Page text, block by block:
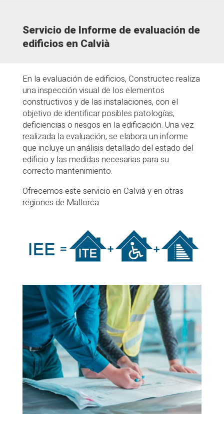
Servicio de Informe de evaluación de
edificios en Calvià
En la evaluación de edificios, Constructec realiza
una inspección visual de los elementos
constructivos y de las instalaciones, con el
objetivo de identificar posibles patologías,
deficiencias o riesgos en la edificación. Una vez
realizada la evaluación, se elabora un informe
que incluye un análisis detallado del estado del
edificio y las medidas necesarias para su
correcto mantenimiento.
Ofrecemos este servicio en Calvià y en otras
regiones de Mallorca.